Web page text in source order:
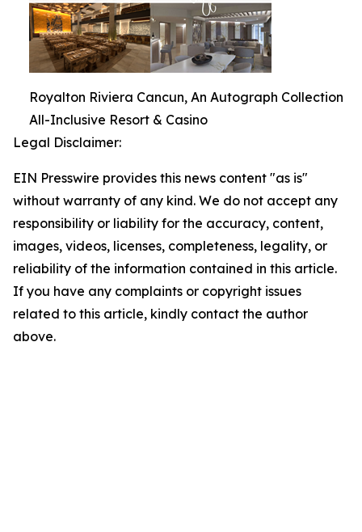
Royalton Riviera Cancun, An Autograph Collection
All-Inclusive Resort & Casino
Legal Disclaimer:
EIN Presswire provides this news content "as is"
without warranty of any kind. We do not accept any
responsibility or liability for the accuracy, content,
images, videos, licenses, completeness, legality, or
reliability of the information contained in this article.
If you have any complaints or copyright issues
related to this article, kindly contact the author
above.